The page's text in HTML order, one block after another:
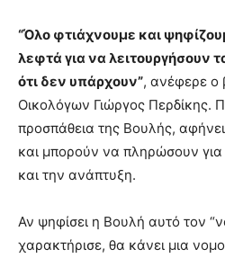
“Όλο φτιάχνουμε και
λεφτά για να λειτουργήσουν
ότι δεν υπάρχουν”, ανέφερε ο
Οικολόγων Γιώργος Περδίκης.
προσπάθεια της Βουλής,
και μπορούν να πληρώσουν
και την ανάπτυξη.
Αν ψηφίσει η Βουλή αυτό τον
χαρακτήρισε, θα κάνει μια